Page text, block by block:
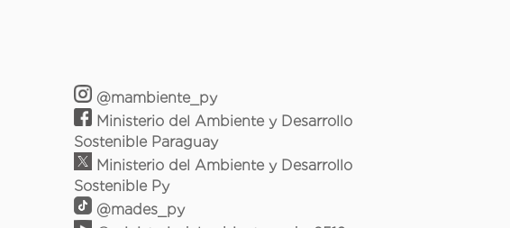
@mambiente_py
Ministerio del Ambiente y Desarrollo
Sostenible Paraguay
Ministerio del Ambiente y Desarrollo
Sostenible Py
@mades_py